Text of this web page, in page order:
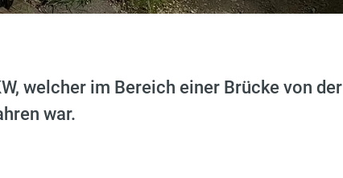
welcher im Bereich einer Brücke von der
war.